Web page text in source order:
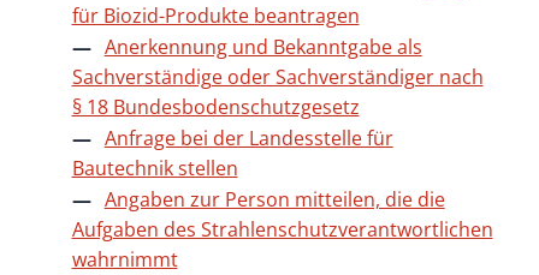
für Biozid-Produkte beantragen
Anerkennung und Bekanntgabe als
Sachverständige oder Sachverständiger nach
§ 18 Bundesbodenschutzgesetz
Anfrage bei der Landesstelle für
Bautechnik stellen
Angaben zur Person mitteilen, die die
Aufgaben des Strahlenschutzverantwortlichen
wahrnimmt